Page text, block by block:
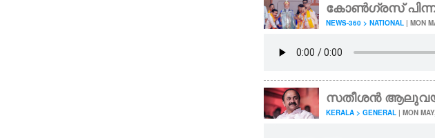
കോൺഗ്രസ്
NEWS-360 > NATIONAL| MON
സതീശൻ
KERALA > GENERAL| MON